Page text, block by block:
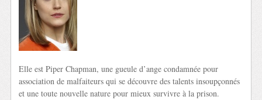
Elle est Piper Chapman, une gueule d’ange condamnée pour
association de malfaiteurs qui se découvre des talents insoupçonnés
et une toute nouvelle nature pour mieux survivre à la prison.